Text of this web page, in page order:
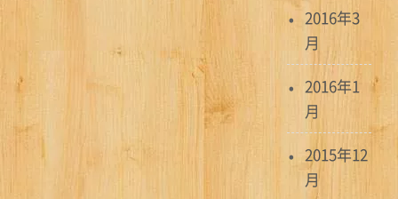
2016年3
月
2016年1
月
2015年12
月